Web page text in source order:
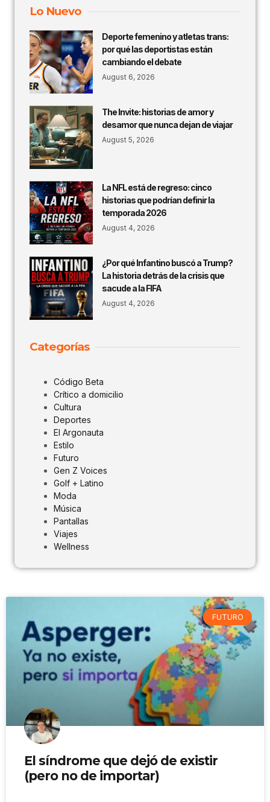
Lo Nuevo
Deporte femenino y atletas trans:
por qué las deportistas están
cambiando el debate
August 6, 2026
The Invite: historias de amor y
desamor que nunca dejan de viajar
August 5, 2026
La NFL está de regreso: cinco
historias que podrían definir la
temporada 2026
August 4, 2026
¿Por qué Infantino buscó a Trump?
La historia detrás de la crisis que
sacude a la FIFA
August 4, 2026
Categorías
Código Beta
Crítico a domicilio
Cultura
Deportes
El Argonauta
Estilo
Futuro
Gen Z Voices
Golf + Latino
Moda
Música
Pantallas
Viajes
Wellness
FUTURO
El síndrome que dejó de existir
(pero no de importar)